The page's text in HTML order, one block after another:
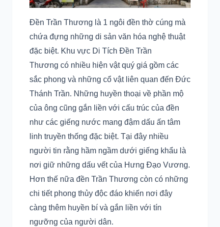
Đền Trần Thương là 1 ngôi đền thờ cúng mà
chứa đựng những di sản văn hóa nghệ thuật
đặc biệt. Khu vực Di Tích Đền Trần
Thương có nhiều hiện vật quý giá gồm các
sắc phong và những cổ vật liên quan đến Đức
Thánh Trần. Những huyền thoại về phần mộ
của ông cũng gắn liền với cấu trúc của đền
như các giếng nước mang đậm dấu ấn tâm
linh truyền thống đặc biệt. Tại đây nhiều
người tin rằng hầm ngầm dưới giếng khẩu là
nơi giữ những dấu vết của Hưng Đạo Vương.
Hơn thế nữa đền Trần Thương còn có những
chi tiết phong thủy độc đáo khiến nơi đây
càng thêm huyền bí và gắn liền với tín
ngưỡng của người dân.